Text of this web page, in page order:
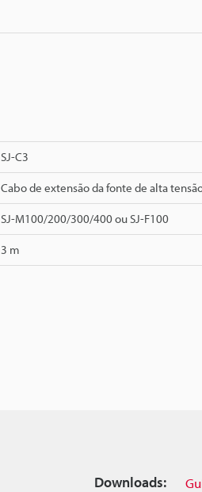
SJ-C3
Cabo de extensão da fonte de alta
SJ-M100/200/300/400 ou SJ-F100
3 m
Downloads: